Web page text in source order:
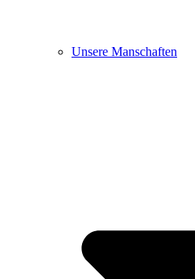
Unsere Manschaften